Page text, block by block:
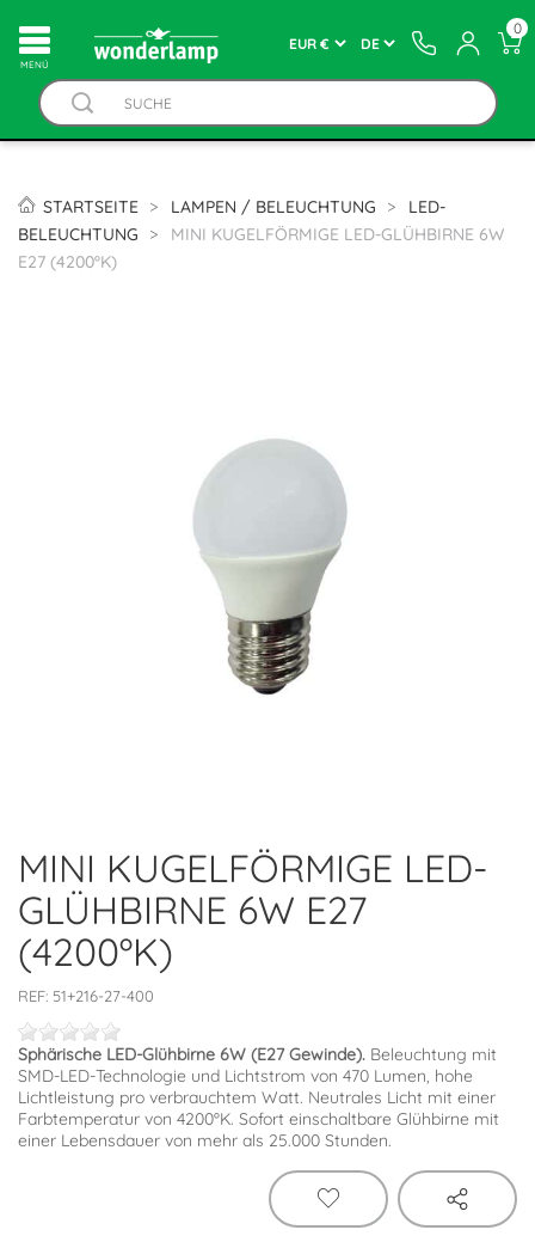
MENÚ
0
STARTSEITE LAMPEN / BELEUCHTUNG
LED-
BELEUCHTUNG
MINI KUGELFÖRMIGE LED-GLÜHBIRNE 6W
E27 (4200ºK)
MINI KUGELFÖRMIGE LED-
GLÜHBIRNE 6W E27
(4200ºK)
REF: 51+216-27-400
Sphärische LED-Glühbirne 6W (E27 Gewinde). Beleuchtung mit
SMD-LED-Technologie und Lichtstrom von 470 Lumen, hohe
Lichtleistung pro verbrauchtem Watt. Neutrales Licht mit einer
Farbtemperatur von 4200ºK. Sofort einschaltbare Glühbirne mit
einer Lebensdauer von mehr als 25.000 Stunden.